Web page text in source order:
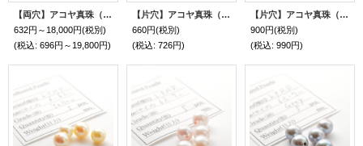
【両穴】アコヤ真珠（ラウンド / イエロー / 7mm UP）1個〜
632円～18,000円(税別)
(税込: 696円～19,800円)
【片穴】アコヤ真珠（ラウンド / ホワイト / 5.5mm UP）１個
660円(税別)
(税込: 726円)
【片穴】アコヤ真珠（ラウンド / ホワイト / 6mm UP）１個
900円(税別)
(税込: 990円)